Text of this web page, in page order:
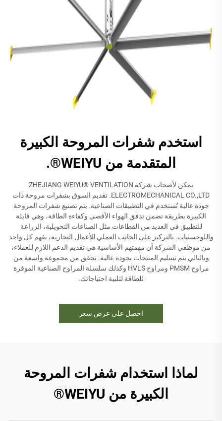
استخدم شفرات المروحة الكبيرة
المتقدمة من WEIYU®.
يمكن لأصحاب شركة ZHEJIANG WEIYU® VENTILATION
ELECTROMECHANICAL CO.,LTD. تقديم السوق بشفرات مروحة ذات
جودة عالية تُستخدم في التطبيقات الصناعية. يتم تصنيع شفرات المروحة
الكبيرة بطريقة تضمن تدفق الهواء الأقصى وكفاءة الطاقة، وهي قابلة
للتطبيق في العديد من القطاعات مثل الصناعات التحويلية، الزراعة
واللوجستيات. بالتركيز على الجانب العملي للأعمال التجارية، يفهم كل واحد
من موظفي الشركة أن مهمتهم الأساسية هي تقديم الدعم اللازم للعملاء،
وبالتالي يتم تسليم المنتجات بجودة عالية. تحقق من مجموعة واسعة من
مراوح PMSM ومراوح HVLS وكذلك سلسلة المراوح الصناعية الموفرة
للطاقة لتلبية احتياجاتك.
احصل على عرض سعر
لماذا استخدام شفرات المروحة
الكبيرة من WEIYU®